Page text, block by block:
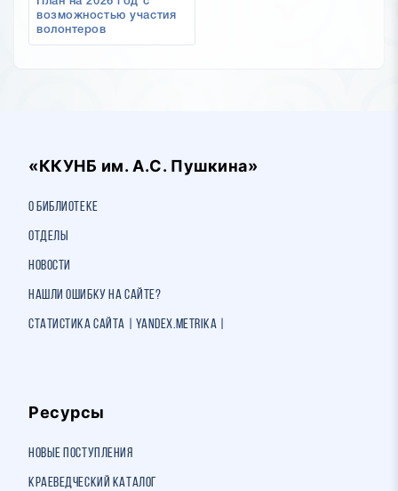
возможностью участия
волонтеров
«ККУНБ им. А.С. Пушкина»
О библиотеке
Отделы
Новости
Нашли ошибку на сайте?
Статистика сайта | Yandex.Metrika |
Ресурсы
Новые поступления
Краеведческий каталог